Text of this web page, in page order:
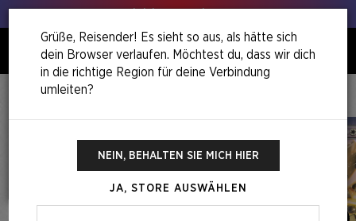
0
Home Back To School Superdrop
Grüße, Reisender! Es sieht so aus, als hätte sich
dein Browser verlaufen. Möchtest du, dass wir dich
in die richtige Region für deine Verbindung
umleiten?
NEIN, BEHALTEN SIE MICH HIER
JA, STORE AUSWÄHLEN